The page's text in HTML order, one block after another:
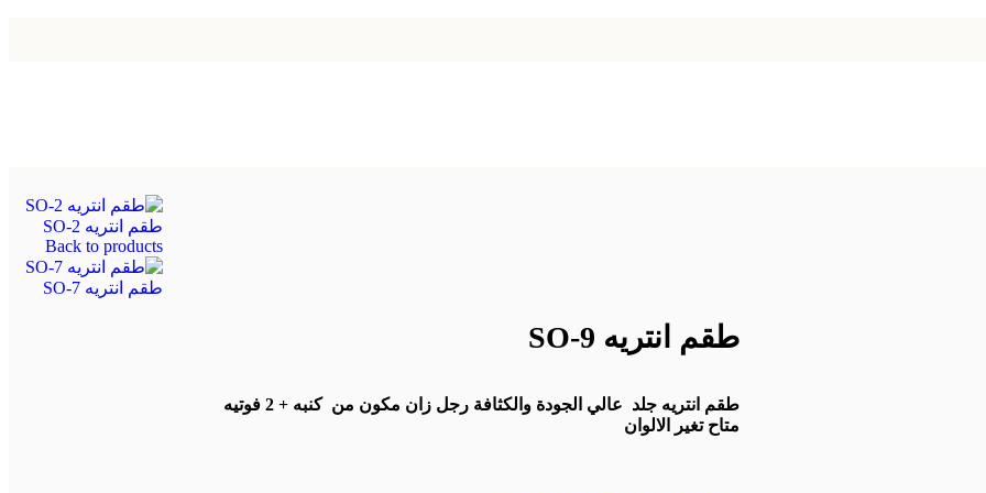
طقم انتريه SO-2
Back to products
طقم انتريه SO-7
طقم انتريه SO-9
طقم انتريه جلد عالي الجودة والكثافة رجل زان مكون من كنبه + 2 فوتيه
متاح تغير الالوان